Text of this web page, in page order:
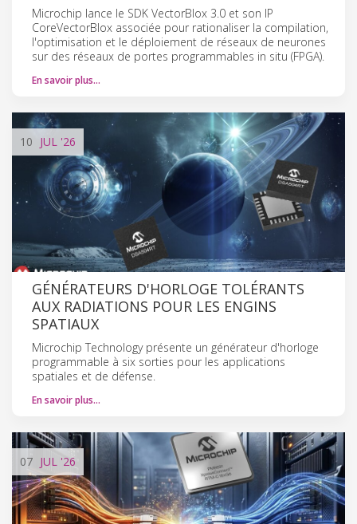
Microchip lance le SDK VectorBlox 3.0 et son IP
CoreVectorBlox associée pour rationaliser la compilation,
l'optimisation et le déploiement de réseaux de neurones
sur des réseaux de portes programmables in situ (FPGA).
En savoir plus…
10 JUL '26
GÉNÉRATEURS D'HORLOGE TOLÉRANTS
AUX RADIATIONS POUR LES ENGINS
SPATIAUX
Microchip Technology présente un générateur d'horloge
programmable à six sorties pour les applications
spatiales et de défense.
En savoir plus…
07 JUL '26